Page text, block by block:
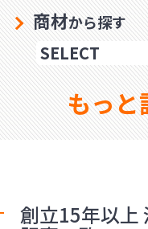
商材から探す
もっ
創立15年以上